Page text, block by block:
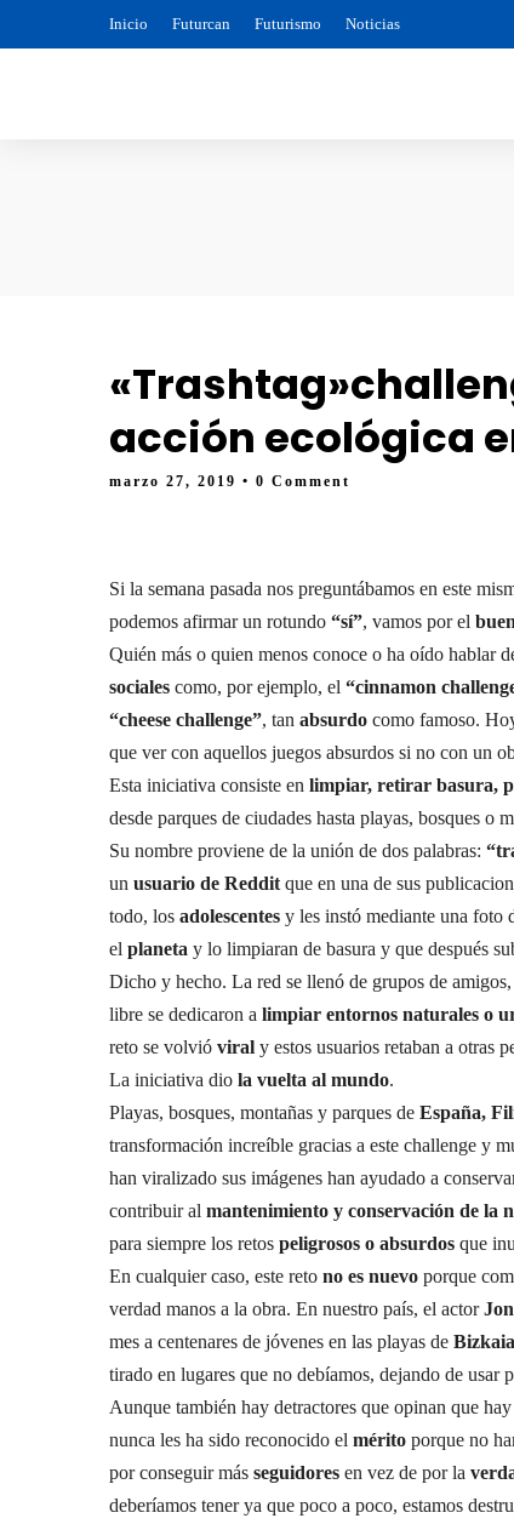
Inicio Futurcan Futurismo Noticias
acción ecológica
marzo 27, 2019 • 0 Comment
Si la semana pasada nos preguntábamos en este
podemos afirmar un rotundo “sí”, vamos por el
Quién más o quien menos conoce o ha oído hablar
sociales como, por ejemplo, el “cinnamon
“cheese challenge”, tan absurdo como famoso.
que ver con aquellos juegos absurdos si no con un
Esta iniciativa consiste en limpiar, retirar basura,
desde parques de ciudades hasta playas, bosques o
Su nombre proviene de la unión de dos palabras:
un usuario de Reddit que en una de sus
todo, los adolescentes y les instó mediante una foto
el planeta y lo limpiaran de basura y que después
Dicho y hecho. La red se llenó de grupos de
libre se dedicaron a limpiar entornos naturales o
reto se volvió viral y estos usuarios retaban a otras
La iniciativa dio la vuelta al mundo.
Playas, bosques, montañas y parques de España,
transformación increíble gracias a este challenge y
han viralizado sus imágenes han ayudado a
contribuir al mantenimiento y conservación de la
para siempre los retos peligrosos o absurdos que
En cualquier caso, este reto no es nuevo porque
verdad manos a la obra. En nuestro país, el actor
mes a centenares de jóvenes en las playas de Bizkaia
tirado en lugares que no debíamos, dejando de usar
Aunque también hay detractores que opinan que
nunca les ha sido reconocido el mérito porque no
por conseguir más seguidores en vez de por la
deberíamos tener ya que poco a poco, estamos